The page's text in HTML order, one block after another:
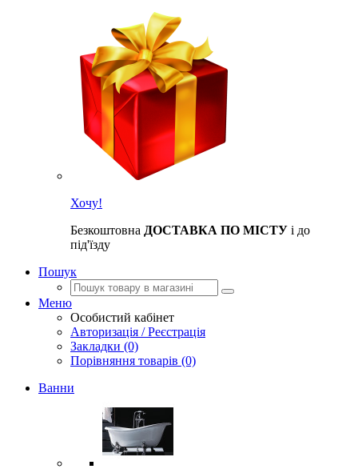
Хочу!
Безкоштовна ДОСТАВКА ПО МІСТУ і до
під'їзду
Пошук
Меню
Особистий кабінет
Авторизація / Реєстрація
Закладки (0)
Порівняння товарів (0)
Ванни